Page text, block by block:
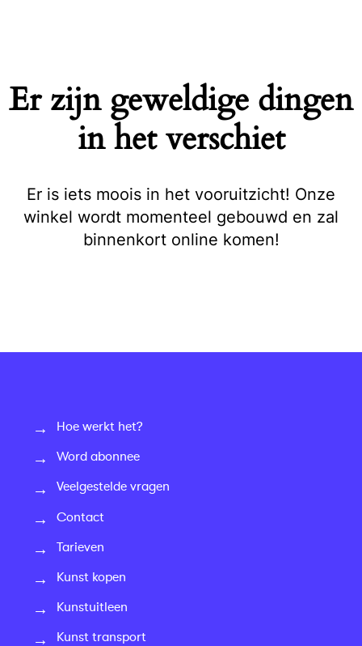
Er zijn geweldige dingen
in het verschiet
Er is iets moois in het vooruitzicht! Onze
winkel wordt momenteel gebouwd en zal
binnenkort online komen!
Hoe werkt het?
Word abonnee
Veelgestelde vragen
Contact
Tarieven
Kunst kopen
Kunstuitleen
Kunst transport